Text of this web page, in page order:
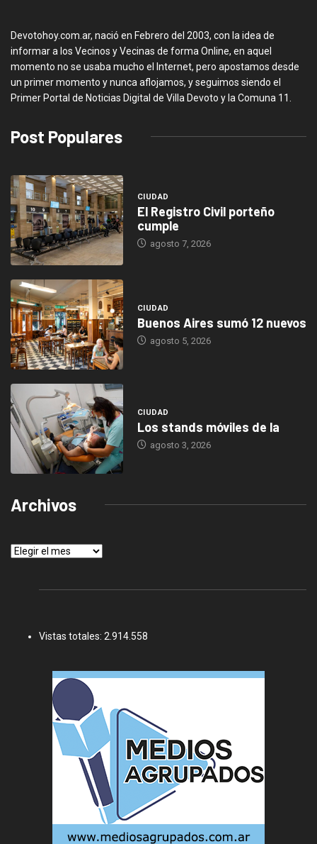
Devotohoy.com.ar, nació en Febrero del 2003, con la idea de
informar a los Vecinos y Vecinas de forma Online, en aquel
momento no se usaba mucho el Internet, pero apostamos desde
un primer momento y nunca aflojamos, y seguimos siendo el
Primer Portal de Noticias Digital de Villa Devoto y la Comuna 11.
Post Populares
CIUDAD
El Registro Civil porteño
cumple
agosto 7, 2026
CIUDAD
Buenos Aires sumó 12 nuevos
agosto 5, 2026
CIUDAD
Los stands móviles de la
agosto 3, 2026
Archivos
Archivos
Vistas totales: 2.914.558